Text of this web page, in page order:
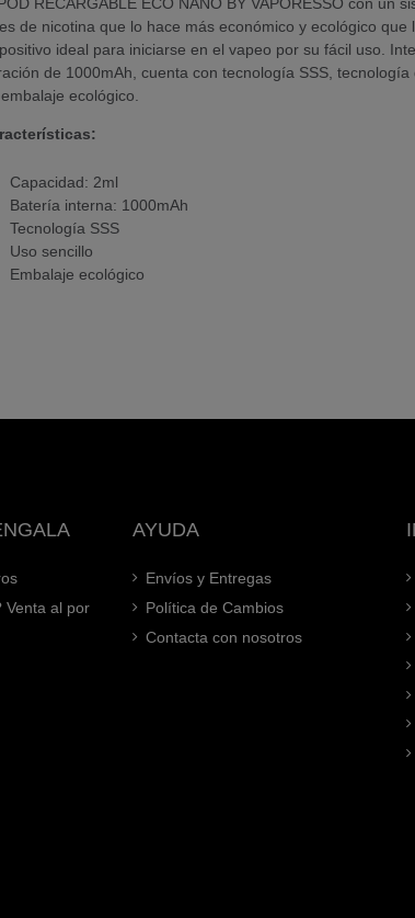
de nicotina que lo hace más económico y ecológico que
ideal para iniciarse en el vapeo por su fácil uso.
de 1000mAh, cuenta con tecnología SSS,
ecológico.
Capacidad: 2ml
Batería interna: 1000mAh
Tecnología SSS
Uso sencillo
Embalaje ecológico
Venta al por
AYUDA
Envíos y Entregas
Política de Cambios
Contacta con nosotros